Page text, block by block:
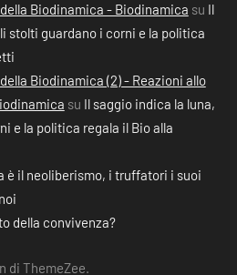
Biodinamica - Biodinamica su Il
stolti guardano i corni e la politica
Biodinamica (2) - Reazioni allo
su Il saggio indica la luna,
e la politica regala il Bio alla
è il neoliberismo, i truffatori i suoi
della convivenza?
di ThemeZee.